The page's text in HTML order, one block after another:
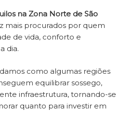
na Zona Norte de São
mais procurados por quem
de vida, conforto e
dia.
como algumas regiões
equilibrar sossego,
infraestrutura, tornando-se
quanto para investir em